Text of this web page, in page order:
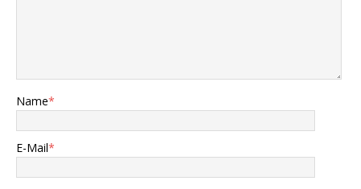
Name*
E-Mail*